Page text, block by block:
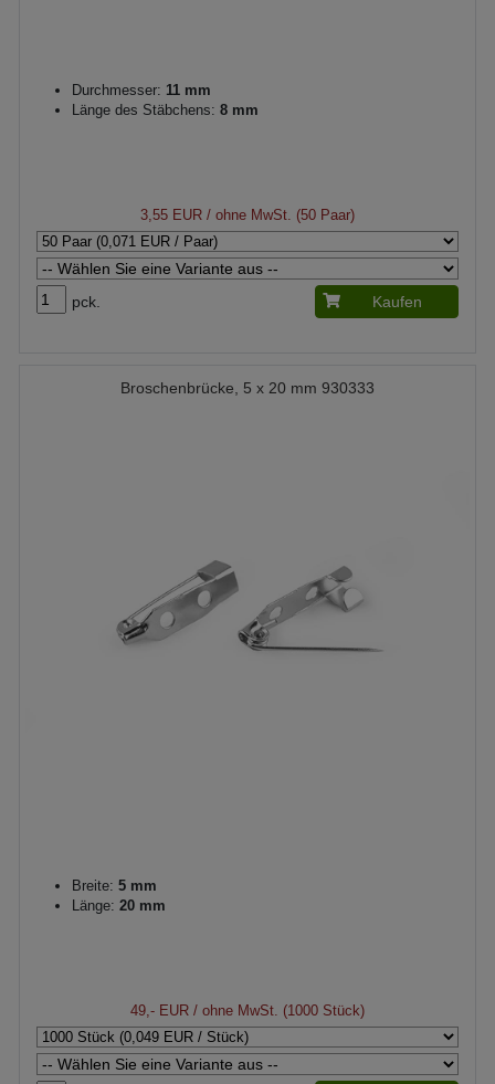
Durchmesser: 11 mm
Länge des Stäbchens: 8 mm
3,55 EUR / ohne MwSt. (50 Paar)
pck. Kaufen
Broschenbrücke, 5 x 20 mm 930333
Breite: 5 mm
Länge: 20 mm
49,- EUR / ohne MwSt. (1000 Stück)